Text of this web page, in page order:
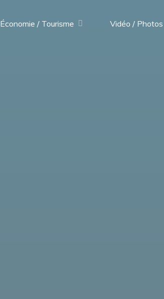
Économie / Tourisme Vidéo / Photos